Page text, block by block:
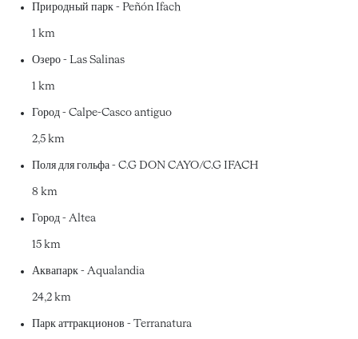
Природный парк - Peñón Ifach
1 km
Озеро - Las Salinas
1 km
Город - Calpe-Casco antiguo
2,5 km
Поля для гольфа - C.G DON CAYO/C.G IFACH
8 km
Город - Altea
15 km
Аквапарк - Aqualandia
24,2 km
Парк аттракционов - Terranatura